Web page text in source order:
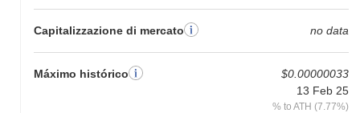
Capitalizzazione di mercato no data
Máximo histórico
$0.00000033
13 Feb 25
% to ATH (7.77%)